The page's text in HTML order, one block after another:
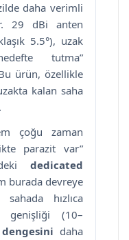
daha verimli
29 dBi anten
5.5°), uzak
tutma”
ürün, özellikle
kalan saha
çoğu zaman
parazit var”
dedicated
burada devreye
hızlıca
genişliği (10–
daha